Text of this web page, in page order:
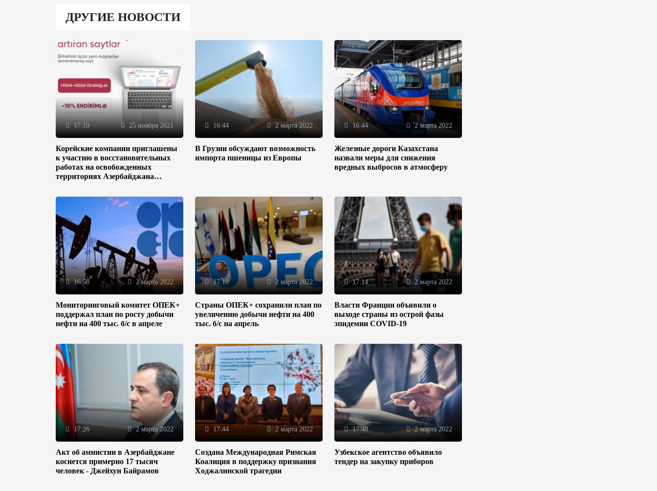
ДРУГИЕ НОВОСТИ
17:10 25 ноября 2021
Корейские компании приглашены
к участию в восстановительных
работах на освобожденных
территориях Азербайджана
16:44 2 марта 2022
В Грузии обсуждают возможность
импорта пшеницы из Европы
16:44 2 марта 2022
Железные дороги Казахстана
назвали меры для снижения
вредных выбросов в атмосферу
16:58 2 марта 2022
Мониторинговый комитет ОПЕК+
поддержал план по росту добычи
нефти на 400 тыс. б/с в апреле
17:10 2 марта 2022
Страны ОПЕК+ сохранили план по
увеличению добычи нефти на 400
тыс. б/с на апрель
17:14 2 марта 2022
Власти Франции объявили о
выходе страны из острой фазы
эпидемии COVID-19
17:26 2 марта 2022
Акт об амнистии в Азербайджане
коснется примерно 17 тысяч
человек - Джейхун Байрамов
17:44 2 марта 2022
Создана Международная Римская
Коалиция в поддержку признания
Ходжалинской трагедии
17:48 2 марта 2022
Узбекское агентство объявило
тендер на закупку приборов